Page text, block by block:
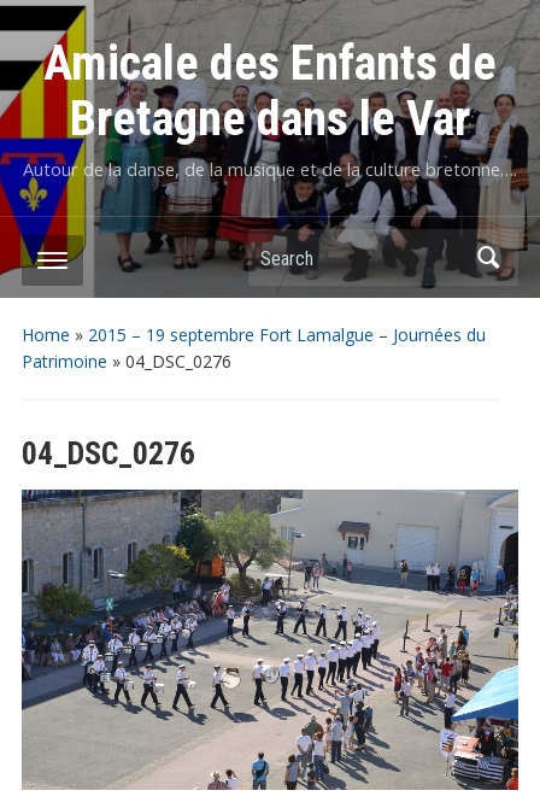
Amicale des Enfants de
Bretagne dans le Var
Autour de la danse, de la musique et de la culture bretonne….
Home » 2015 – 19 septembre Fort Lamalgue – Journées du
Patrimoine » 04_DSC_0276
04_DSC_0276